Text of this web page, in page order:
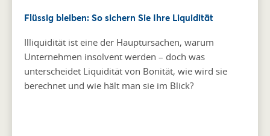
Flüssig bleiben: So sichern Sie Ihre Liquidität
Illiquidität ist eine der Hauptursachen, warum
Unternehmen insolvent werden – doch was
unterscheidet Liquidität von Bonität, wie wird sie
berechnet und wie hält man sie im Blick?